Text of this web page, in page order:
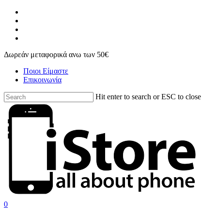
Skip
main
content
Δωρεάν μεταφορικά ανω των 50€
Ποιοι Είμαστε
Επικοινωνία
Hit enter to search or ESC to close
Close
Search
search
account
0